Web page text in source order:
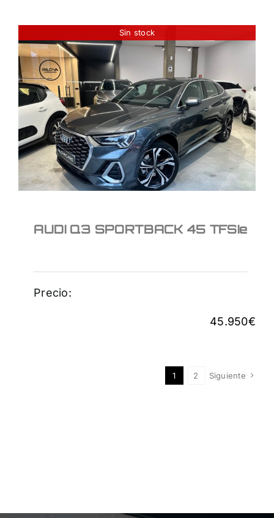
Sin stock
AUDI Q3 SPORTBACK
45 TFSIe
45.950€
AUDI Q3 SPORTBACK 45 TFSIe
Precio:
45.950€
1 2 Siguiente